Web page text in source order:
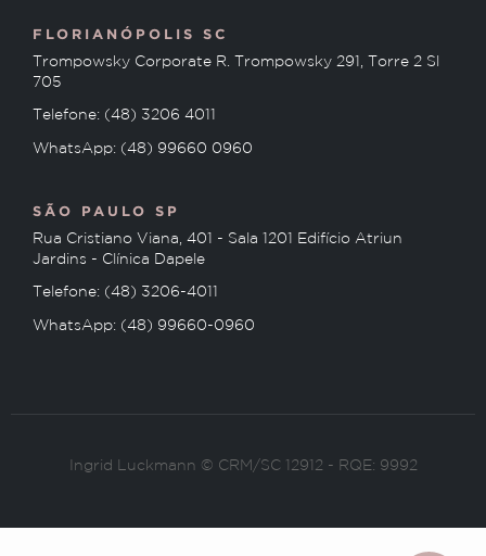
FLORIANÓPOLIS SC
Trompowsky Corporate R. Trompowsky 291, Torre 2 Sl
705
Telefone: (48) 3206 4011
WhatsApp: (48) 99660 0960
SÃO PAULO SP
Rua Cristiano Viana, 401 - Sala 1201 Edifício Atriun
Jardins - Clínica Dapele
Telefone: (48) 3206-4011
WhatsApp: (48) 99660-0960
Ingrid Luckmann © CRM/SC 12912 - RQE: 9992